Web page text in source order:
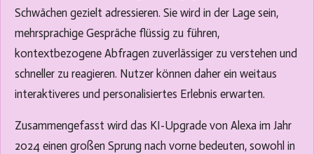
Schwächen gezielt adressieren. Sie wird in der Lage sein,
mehrsprachige Gespräche flüssig zu führen,
kontextbezogene Abfragen zuverlässiger zu verstehen und
schneller zu reagieren. Nutzer können daher ein weitaus
interaktiveres und personalisiertes Erlebnis erwarten.
Zusammengefasst wird das KI-Upgrade von Alexa im Jahr
2024 einen großen Sprung nach vorne bedeuten, sowohl in